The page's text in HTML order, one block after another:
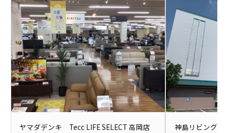
ヤマダデンキ Tecc LIFE SELECT 高岡店
神島リビング